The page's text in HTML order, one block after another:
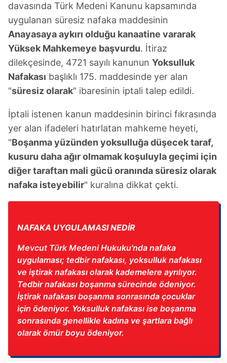
davasında Türk Medeni Kanunu kapsamında
uygulanan süresiz nafaka maddesinin
Anayasaya aykırı olduğu kanaatine vararak
Yüksek Mahkemeye başvurdu. İtiraz
dilekçesinde, 4721 sayılı kanunun Yoksulluk
Nafakası başlıklı 175. maddesinde yer alan
"süresiz olarak" ibaresinin iptali talep edildi.
İptali istenen kanun maddesinin birinci fıkrasında
yer alan ifadeleri hatırlatan mahkeme heyeti,
"Boşanma yüzünden yoksulluğa düşecek taraf,
kusuru daha ağır olmamak koşuluyla geçimi için
diğer taraftan mali gücü oranında süresiz olarak
nafaka isteyebilir" kuralına dikkat çekti.
NAFAKA UYGULAMASI NEDİR
Mevcut Türk Medeni Hukuku'nda nafaka
uygulaması; tedbir nafakası, yoksulluk nafakası
ve iştirak nafakası olarak kademelere ayrılıyor.
Tedbir nafakası boşanma sürecinde ödeniyor.
İştirak nafakası boşanma sonrasında çocuklar
için ödeniyor. Yoksulluk nafakası ise boşanma
sonrasında genellikle kadına ve şartlara bağlı
olarak ömür boyu ödeniyor.